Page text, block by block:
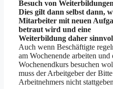
Besuch von
Dies gilt dann selbst dann,
Mitarbeiter mit neuen
betraut wird und eine
Weiterbildung daher
Auch wenn Beschäftigte
am Wochenende arbeiten und
Wochenendkurs besuchen
muss der Arbeitgeber der
Arbeitnehmers nicht